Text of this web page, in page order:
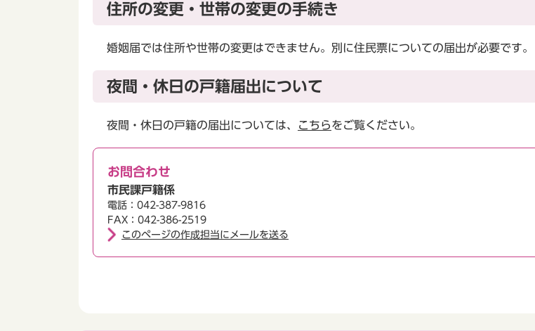
住所の変更・世帯の変更の手続き
婚姻届では住所や世帯の変更はできません。別に住民票についての届出が必要です。
夜間・休日の戸籍届出について
夜間・休日の戸籍の届出については、 こちらをご覧ください。
お問合わせ
市民課戸籍係
電話：042-387-9816
FAX：042-386-2519
このページの作成担当にメールを送る